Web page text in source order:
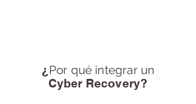
¿ Por qué integrar un
Cyber Recovery?